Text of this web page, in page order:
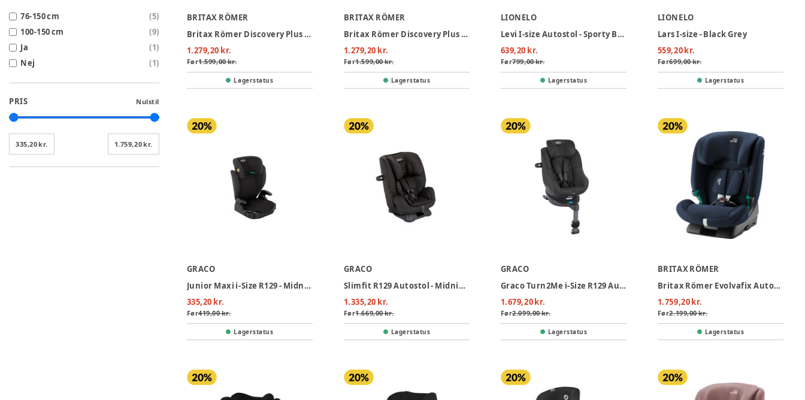
76-150 cm (5)
100-150 cm
(9)
Ja
(1)
Nej
(1)
PRIS Nulstil
335,20 kr. 1.759,20 kr.
BRITAX RÖMER
Britax Römer Discovery Plus 2 Autostol - Dusty Rose
1.279,20 kr.
Før1.599,00 kr.
Lagerstatus
BRITAX RÖMER
Britax Römer Discovery Plus 2 Autostol - Space Black
1.279,20 kr.
Før1.599,00 kr.
Lagerstatus
LIONELO
Levi I-size Autostol - Sporty Black
639,20 kr.
Før799,00 kr.
Lagerstatus
LIONELO
Lars I-size - Black Grey
559,20 kr.
Før699,00 kr.
Lagerstatus
GRACO
Junior Maxi i-Size R129 - Midnight
335,20 kr.
Før419,00 kr.
Lagerstatus
GRACO
Slimfit R129 Autostol - Midnight
1.335,20 kr.
Før1.669,00 kr.
Lagerstatus
GRACO
Graco Turn2Me i-Size R129 Autostol - Midnight
1.679,20 kr.
Før2.099,00 kr.
Lagerstatus
BRITAX RÖMER
Britax Römer Evolvafix Autostol - Night Blue
1.759,20 kr.
Før2.199,00 kr.
Lagerstatus